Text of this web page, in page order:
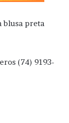
blusa preta
(74) 9193-